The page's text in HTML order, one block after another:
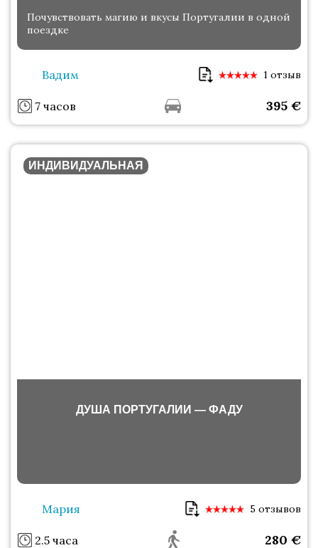
Почувствовать магию и вкусы Португалии в одной
поездке
Вадим 1 отзыв
7 часов 395 €
ИНДИВИДУАЛЬНАЯ
ДУША ПОРТУГАЛИИ — ФАДУ
Мария 5 отзывов
2.5 часа 280 €